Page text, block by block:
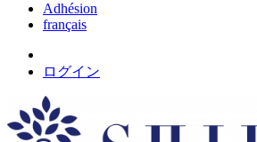
Adhésion
français
ログイン